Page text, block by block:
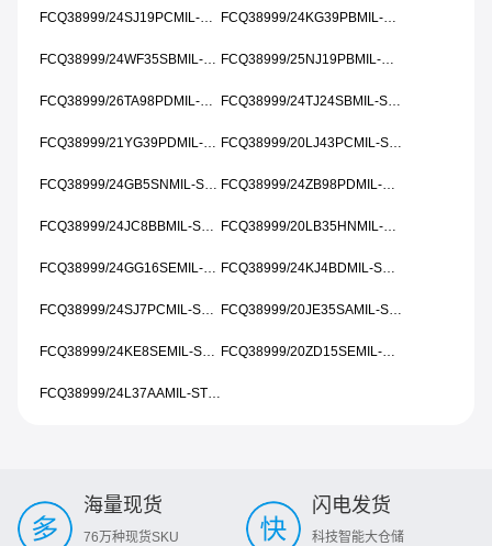
海量现货
76万种现货SKU
闪电发货
科技智能大仓储